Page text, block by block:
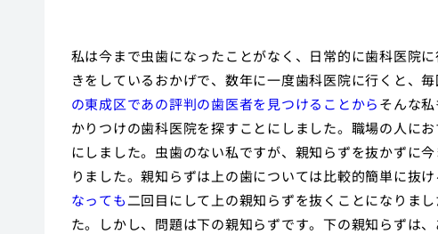
私は今まで虫歯になったことがなく、日常的に歯科医院
きをしているおかげで、数年に一度歯科医院に行くと、
の東成区であの評判の歯医者を見つけることからそんな
かりつけの歯科医院を探すことにしました。職場の人に
にしました。虫歯のない私ですが、親知らずを抜かずに
りました。親知らずは上の歯については比較的簡単に抜け
なっても二回目にして上の親知らずを抜くことになりま
た。しかし、問題は下の親知らずです。下の親知らずは